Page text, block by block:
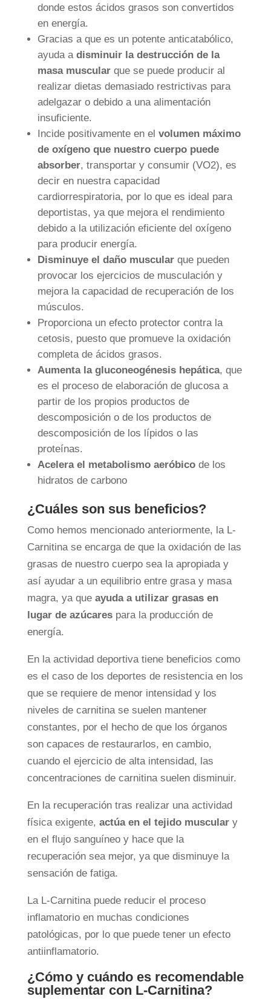
donde estos ácidos grasos son convertidos
en energía.
Gracias a que es un potente anticatabólico,
ayuda a disminuir la destrucción de la
masa muscularque se puede producir al
realizar dietas demasiado restrictivas para
adelgazar o debido a una alimentación
insuficiente.
Incide positivamente en el volumen máximo
de oxígeno que nuestro cuerpo puede
absorber, transportar y consumir (VO2), es
decir en nuestra capacidad
cardiorrespiratoria, por lo que es ideal para
deportistas, ya que mejora el rendimiento
debido a la utilización eficiente del oxígeno
para producir energía.
Disminuye el daño muscularque pueden
provocar los ejercicios de musculación y
mejora la capacidad de recuperación de los
músculos.
Proporciona un efecto protector contra la
cetosis, puesto que promueve la oxidación
completa de ácidos grasos.
Aumenta la gluconeogénesis hepática, que
es el proceso de elaboración de glucosa a
partir de los propios productos de
descomposición o de los productos de
descomposición de los lípidos o las
proteínas.
Acelera el metabolismo aeróbicode los
hidratos de carbono
¿Cuáles son sus beneficios?
Como hemos mencionado anteriormente, la L-
Carnitina se encarga de que la oxidación de las
grasas de nuestro cuerpo sea la apropiada y
así ayudar a un equilibrio entre grasa y masa
magra, ya que ayuda a utilizar grasas en
lugar de azúcarespara la producción de
energía.
En la actividad deportiva tiene beneficios como
es el caso de los deportes de resistencia en los
que se requiere de menor intensidad y los
niveles de carnitina se suelen mantener
constantes, por el hecho de que los órganos
son capaces de restaurarlos, en cambio,
cuando el ejercicio de alta intensidad, las
concentraciones de carnitina suelen disminuir.
En la recuperación tras realizar una actividad
física exigente, actúa en el tejido musculary
en el flujo sanguíneo y hace que la
recuperación sea mejor, ya que disminuye la
sensación de fatiga.
La L-Carnitina puede reducir el proceso
inflamatorio en muchas condiciones
patológicas, por lo que puede tener un efecto
antiinflamatorio.
¿Cómo y cuándo es recomendable
suplementar con L-Carnitina?